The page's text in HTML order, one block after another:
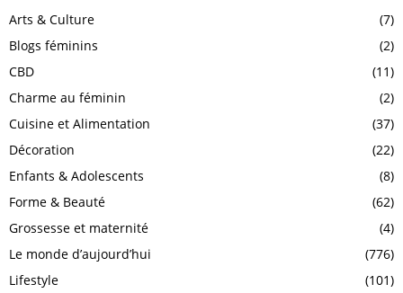
Arts & Culture
(7)
Blogs féminins
(2)
CBD
(11)
Charme au féminin
(2)
Cuisine et Alimentation
(37)
Décoration
(22)
Enfants & Adolescents
(8)
Forme & Beauté
(62)
Grossesse et maternité
(4)
Le monde d’aujourd’hui
(776)
Lifestyle
(101)